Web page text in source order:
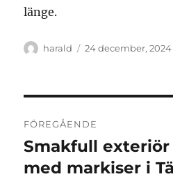
länge.
Författare
harald
Publicerat
24 december, 2024
FÖREGÅENDE
Föregående
inlägg:
Smakfull
med markiser i